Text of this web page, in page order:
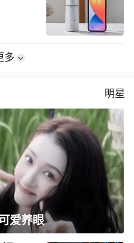
多
明星
爱养眼